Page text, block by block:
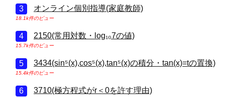
オンライン個別指導(家庭教師)
18.1k件のビュー
2150(常用対数・log₁₀7の値)
15.7k件のビュー
3434(sin⁵(x),cos⁵(x),tan⁵(x)の積分・tan(x)=tの置換)
15.4k件のビュー
3710(極方程式がr＜0を許す理由)